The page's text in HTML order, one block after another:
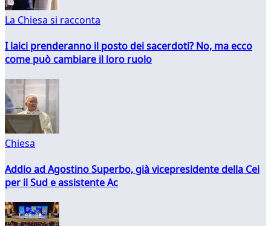
La Chiesa si racconta
I laici prenderanno il posto dei sacerdoti? No, ma ecco
come può cambiare il loro ruolo
Chiesa
Addio ad Agostino Superbo, già vicepresidente della Cei
per il Sud e assistente Ac